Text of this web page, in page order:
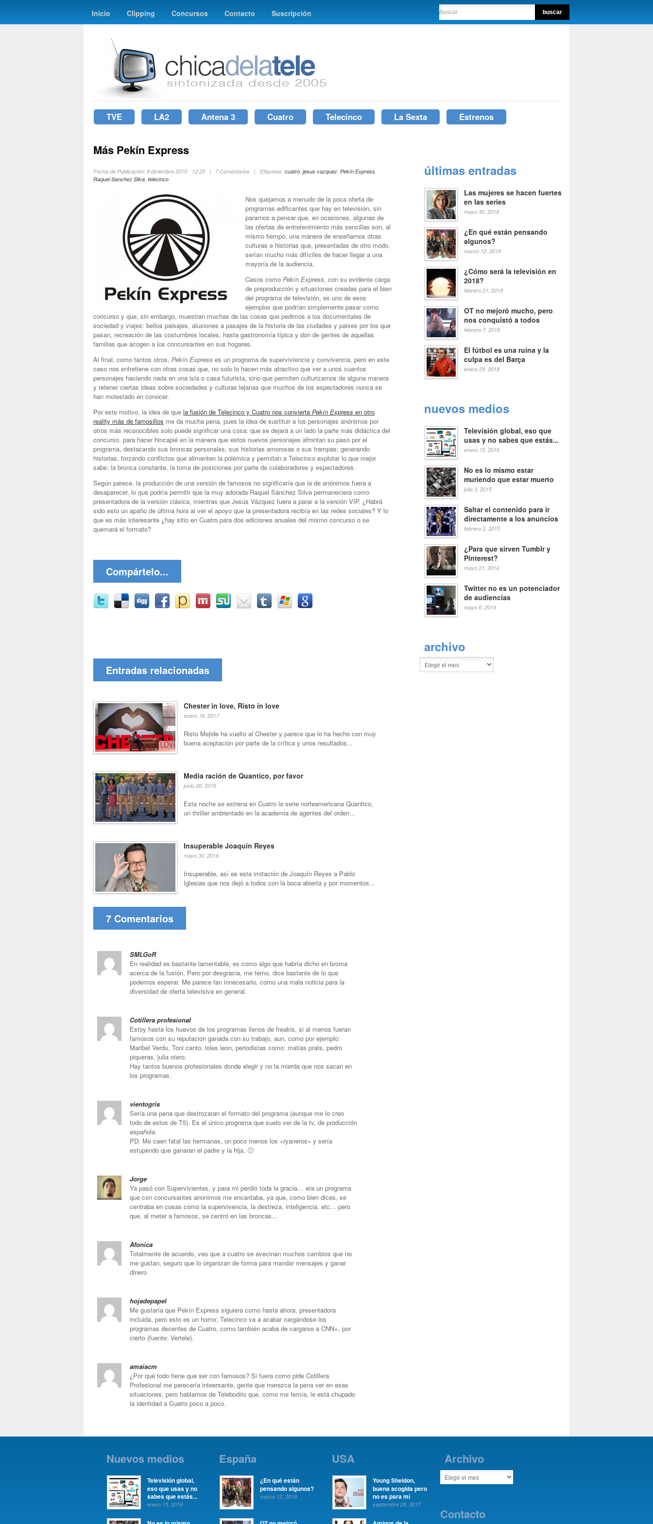
Inicio Clipping Concursos Contacto Suscripción
TVE LA2 Antena 3 Cuatro Telecinco La Sexta Estrenos
Más Pekín Express
Fecha de Publicación: 9 diciembre 2010 - 12:25 | 7 Comentarios | Etiquetas: cuatro, jesus vazquez, Pekín Express,
Raquel Sanchez Silva, telecinco
Nos quejamos a menudo de la poca oferta de
programas edificantes que hay en televisión, sin
pararnos a pensar que, en ocasiones, algunas de
las ofertas de entretenimiento más sencillas son, al
mismo tiempo, una manera de enseñarnos otras
culturas e historias que, presentadas de otro modo,
serían mucho más difíciles de hacer llegar a una
mayoría de la audiencia.
Casos como Pekín Express, con su evidente carga
de preproducción y situaciones creadas para el bien
del programa de televisión, es uno de esos
ejemplos que podrían simplemente pasar como
concurso y que, sin embargo, muestran muchas de las cosas que pedimos a los documentales de
sociedad y viajes: bellos paisajes, alusiones a pasajes de la historia de las ciudades y paises por los que
pasan, recreación de las costumbres locales, hasta gastronomía típica y don de gentes de aquellas
familias que acogen a los concursantes en sus hogares.
Al final, como tantos otros, Pekín Express es un programa de superviviencia y convivencia, pero en este
caso nos entretiene con otras cosas que, no solo lo hacen más atractivo que ver a unos cuantos
personajes haciendo nada en una isla o casa futurista, sino que permiten culturizarnos de alguna manera
y retener ciertas ideas sobre sociedades y culturas lejanas que muchos de los espectadores nunca se
han molestado en conocer.
Por este motivo, la idea de que la fusión de Telecinco y Cuatro nos convierta Pekín Express en otro
reality más de famosillos me da mucha pena, pues la idea de sustituir a los personajes anónimos por
otros más reconocibles solo puede significar una cosa: que se dejará a un lado la parte más didáctica del
concurso, para hacer hincapié en la manera que estos nuevos personajes afrontan su paso por el
programa, destacando sus broncas personales, sus historias amorosas o sus trampas; generando
historias, forzando conflictos que alimenten la polémica y permitan a Telecinco explotar lo que mejor
sabe: la bronca constante, la toma de posiciones por parte de colaboradores y espectadores.
Según parece, la producción de una versión de famosos no significaría que la de anónimos fuera a
desaparecer, lo que podría permitir que la muy adorada Raquel Sánchez Silva permaneciera como
presentadora de la versión clásica, mientras que Jesús Vázquez fuera a parar a la versión VIP. ¿Habrá
sido esto un apaño de última hora al ver el apoyo que la presentadora recibía en las redes sociales? Y lo
que es más interesante ¿hay sitio en Cuatro para dos ediciones anuales del mismo concurso o se
quemará el formato?
Compártelo...
Entradas relacionadas
Chester in love, Risto in love
enero 16, 2017
Risto Mejide ha vuelto al Chester y parece que lo ha hecho con muy
buena aceptación por parte de la crítica y unos resultados...
Media ración de Quantico, por favor
junio 20, 2016
Esta noche se estrena en Cuatro la serie norteamericana Quantico,
un thriller ambientado en la academia de agentes del orden...
Insuperable Joaquín Reyes
mayo 30, 2016
Insuperable, así es esta imitación de Joaquín Reyes a Pablo
Iglesias que nos dejó a todos con la boca abierta y por momentos...
7 Comentarios
SMLGoR
En realidad es bastante lamentable, es como algo que habría dicho en broma
acerca de la fusión. Pero por desgracia, me temo, dice bastante de lo que
podemos esperar. Me parece tan innecesario, como una mala noticia para la
diversidad de oferta televisiva en general.
Cotillera profesional
Estoy hasta los huevos de los programas llenos de freakis, si al menos fueran
famosos con su reputacion ganada con su trabajo, aun, como por ejemplo:
Maribel Verdu, Toni canto, loles leon, periodistas como: matias prats, pedro
piqueras, julia otero.
Hay tantos buenos profesionales donde elegir y no la mierda que nos sacan en
los programas.
vientogris
Sería una pena que destrozaran el formato del programa (aunque me lo creo
todo de estos de T5). Es el único programa que suelo ver de la tv, de producción
española.
PD: Me caen fatal las hermanas, un poco menos los «ryaneros» y sería
estupendo que ganaran el padre y la hija. 🙂
Jorge
Ya pasó con Supervivientes, y para mi perdió toda la gracia… era un programa
que con concursantes anonimos me encantaba, ya que, como bien dices, se
centraba en cosas como la supervivencia, la destreza, inteligencia, etc… pero
que, al meter a famosos, se centró en las broncas…
Afonica
Totalmente de acuerdo, veo que a cuatro se avecinan muchos cambios que no
me gustan, seguro que lo organizan de forma para mandar mensajes y ganar
dinero
hojadepapel
Me gustaría que Pekín Express siguiera como hasta ahora, presentadora
incluida, pero esto es un horror, Telecinco va a acabar cargándose los
programas decentes de Cuatro, como también acaba de cargarse a CNN+, por
cierto (fuente: Vertele).
amaiacm
¿Por qué todo tiene que ser con famosos? Si fuera como pide Cotillera
Profesional me parecería inteersante, gente que merezca la pena ver en esas
situaciones, pero hablamos de Telebodrio que, como me temía, le está chupado
la identidad a Cuatro poco a poco.
últimas entradas
Las mujeres se hacen fuertes
en las series
mayo 30, 2018
¿En qué están pensando
algunos?
marzo 12, 2018
¿Cómo será la televisión en
2018?
febrero 21, 2018
OT no mejoró mucho, pero
nos conquistó a todos
febrero 7, 2018
El fútbol es una ruina y la
culpa es del Barça
enero 29, 2018
nuevos medios
Televisión global, eso que
usas y no sabes que estás...
enero 15, 2016
No es lo mismo estar
muriendo que estar muerto
julio 3, 2015
Saltar el contenido para ir
directamente a los anuncios
febrero 2, 2015
¿Para que sirven Tumblr y
Pinterest?
mayo 21, 2014
Twitter no es un potenciador
de audiencias
mayo 6, 2014
archivo
Nuevos medios
Televisión global,
eso que usas y no
sabes que estás...
enero 15, 2016
España
¿En qué están
pensando algunos?
marzo 12, 2018
USA
Young Sheldon,
buena acogida pero
no es para mí
septiembre 28, 2017
Archivo
Contacto